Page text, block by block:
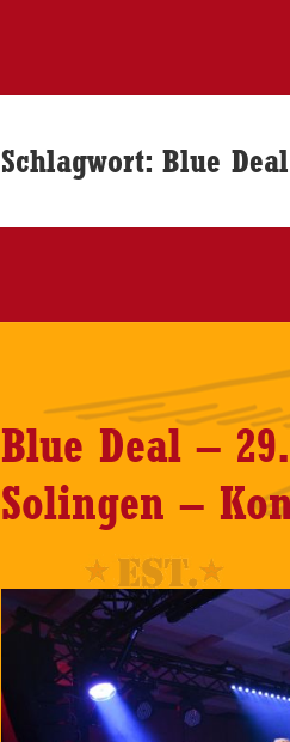
Schlagwort:Blue Deal
Blue Deal –
Solingen –